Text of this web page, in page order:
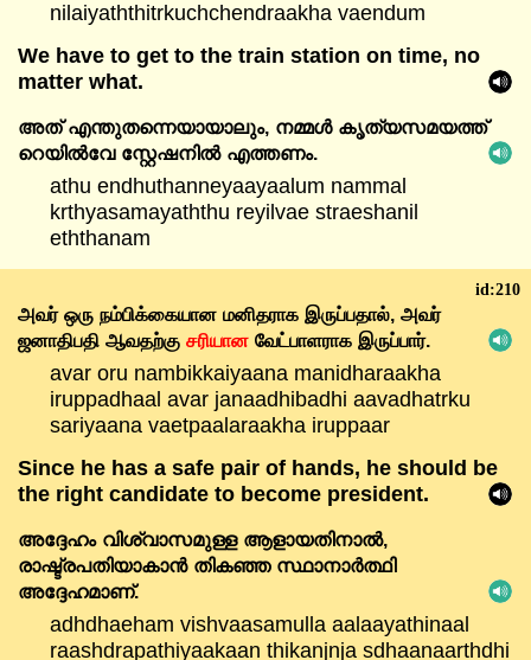
nilaiyaththitrkuchchendraakha vaendum
We have to get to the train station on time, no
matter what.
അത് എന്തുതന്നെയായാലും, നമ്മൾ കൃത്യസമയത്ത്
റെയിൽവേ സ്റ്റേഷനിൽ എത്തണം.
athu endhuthanneyaayaalum nammal
krthyasamayaththu reyilvae straeshanil
eththanam
id:210
அவர் ஒரு நம்பிக்கையான மனிதராக இருப்பதால், அவர்
ஜனாதிபதி ஆவதற்கு சரியான வேட்பாளராக இருப்பார்.
avar oru nambikkaiyaana manidharaakha
iruppadhaal avar janaadhibadhi aavadhatrku
sariyaana vaetpaalaraakha iruppaar
Since he has a safe pair of hands, he should be
the right candidate to become president.
അദ്ദേഹം വിശ്വാസമുള്ള ആളായതിനാൽ,
രാഷ്ട്രപതിയാകാൻ തികഞ്ഞ സ്ഥാനാർത്ഥി
അദ്ദേഹമാണ്.
adhdhaeham vishvaasamulla aalaayathinaal
raashdrapathiyaakaan thikanjnja sdhaanaarthdhi